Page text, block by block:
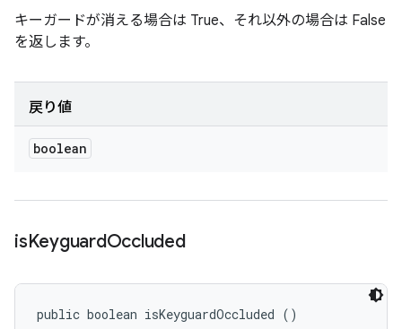
キーガードが消える場合は True、それ以外の場合は False
を返します。
戻り値
boolean
isKeyguardOccluded
public boolean isKeyguardOccluded ()